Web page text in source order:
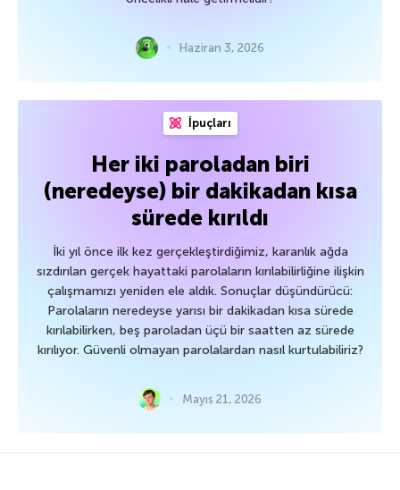
Haziran 3, 2026
İpuçları
Her iki paroladan biri
(neredeyse) bir dakikadan kısa
sürede kırıldı
İki yıl önce ilk kez gerçekleştirdiğimiz, karanlık ağda
sızdırılan gerçek hayattaki parolaların kırılabilirliğine ilişkin
çalışmamızı yeniden ele aldık. Sonuçlar düşündürücü:
Parolaların neredeyse yarısı bir dakikadan kısa sürede
kırılabilirken, beş paroladan üçü bir saatten az sürede
kırılıyor. Güvenli olmayan parolalardan nasıl kurtulabiliriz?
Mayıs 21, 2026